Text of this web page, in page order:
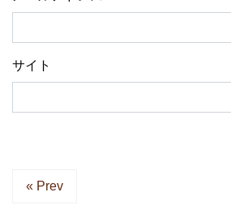
サイト
« Prev